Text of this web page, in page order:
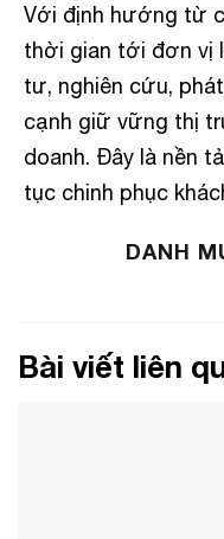
Với định hướng từ
thời gian tới đơn vị
tư, nghiên cứu,
cạnh giữ vững thị
doanh. Đây là nền
tục chinh phục
DANH
Bài viết liên